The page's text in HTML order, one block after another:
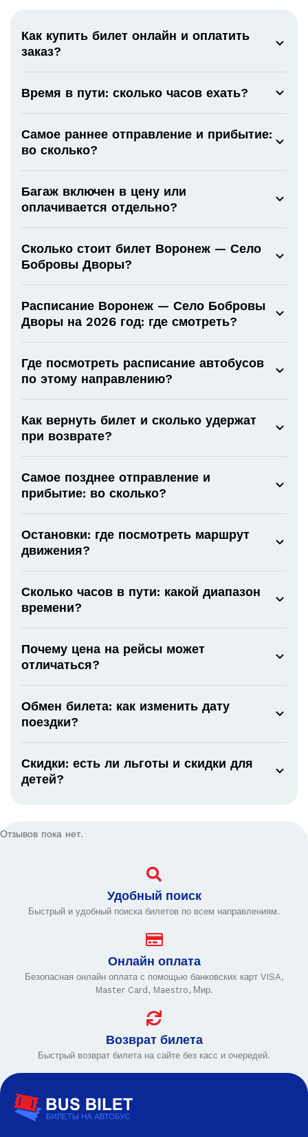
Как купить билет онлайн и оплатить
заказ?
Время в пути: сколько часов ехать?
Самое раннее отправление и прибытие:
во сколько?
Багаж включен в цену или
оплачивается отдельно?
Сколько стоит билет Воронеж — Село
Бобровы Дворы?
Расписание Воронеж — Село Бобровы
Дворы на 2026 год: где смотреть?
Где посмотреть расписание автобусов
по этому направлению?
Как вернуть билет и сколько удержат
при возврате?
Самое позднее отправление и
прибытие: во сколько?
Остановки: где посмотреть маршрут
движения?
Сколько часов в пути: какой диапазон
времени?
Почему цена на рейсы может
отличаться?
Обмен билета: как изменить дату
поездки?
Скидки: есть ли льготы и скидки для
детей?
Отзывов пока нет.
Удобный поиск
Быстрый и удобный поиска билетов по всем направлениям.
Онлайн оплата
Безопасная онлайн оплата с помощью банковских карт VISA,
Master Card, Maestro, Мир.
Возврат билета
Быстрый возврат билета на сайте без касс и очередей.